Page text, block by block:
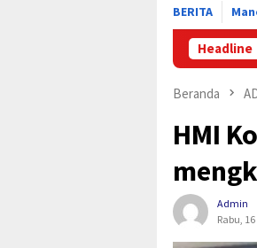
BERITA
Headline
Beranda
HMI
Admin
Rabu,